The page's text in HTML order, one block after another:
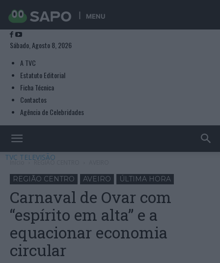
MENU
Sábado, Agosto 8, 2026
A TVC
Estatuto Editorial
Ficha Técnica
Contactos
Agência de Celebridades
TVC TELEVISÃO
Início REGIÃO CENTRO
REGIÃO CENTRO AVEIRO ÚLTIMA HORA
Carnaval de Ovar com
“espírito em alta” e a
equacionar economia
circular